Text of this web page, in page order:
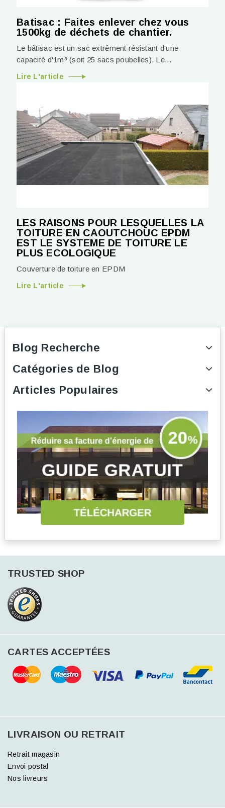
Batisac : Faites enlever chez vous
1500kg de déchets de chantier.
Le bâtisac est un sac extrêment résistant d'une
capacité d'1m³ (soit 25 sacs poubelles). Le...
Lire L'article
LES RAISONS POUR LESQUELLES LA
TOITURE EN CAOUTCHOUC EPDM
EST LE SYSTEME DE TOITURE LE
PLUS ECOLOGIQUE
Couverture de toiture en EPDM
Lire L'article
Blog Recherche
Catégories de Blog
Articles Populaires
TRUSTED SHOP
CARTES ACCEPTÉES
LIVRAISON OU RETRAIT
Retrait magasin
Envoi postal
Nos livreurs